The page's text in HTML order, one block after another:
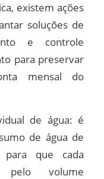
existem ações
soluções de
e controle
para preservar
mensal do
de água: é
de água de
para que cada
pelo volume